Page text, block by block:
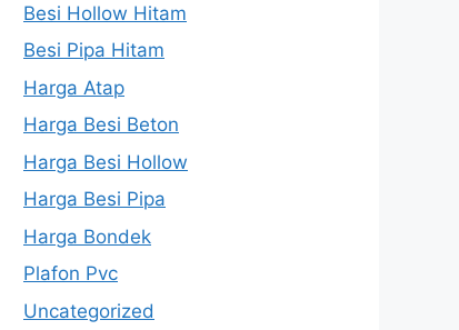
Besi Hollow Hitam
Besi Pipa Hitam
Harga Atap
Harga Besi Beton
Harga Besi Hollow
Harga Besi Pipa
Harga Bondek
Plafon Pvc
Uncategorized